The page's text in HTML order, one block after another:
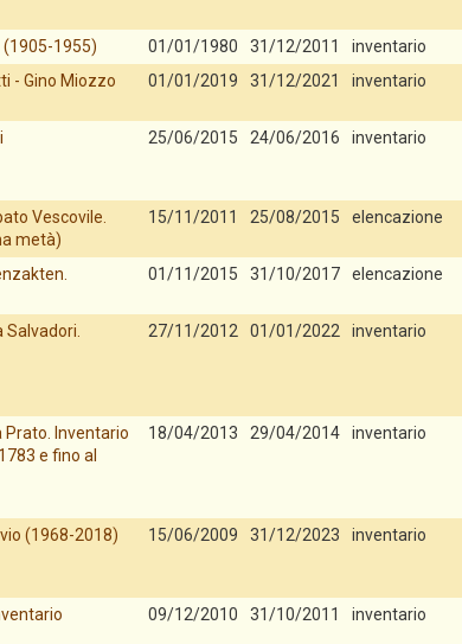
(1905-1955) 01/01/1980 31/12/2011 inventario
- Gino Miozzo
01/01/2019 31/12/2021 inventario
25/06/2015 24/06/2016 inventario
Vescovile.
metà)
15/11/2011 25/08/2015 elencazione
01/11/2015 31/10/2017 elencazione
27/11/2012 01/01/2022 inventario
Prato. Inventario
e fino al
18/04/2013 29/04/2014 inventario
(1968-2018) 15/06/2009 31/12/2023 inventario
09/12/2010 31/10/2011 inventario